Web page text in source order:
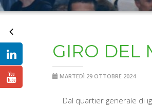
GIRO DEL
MARTEDÌ 29 OTTOBRE 2024
Dal quartier generale di